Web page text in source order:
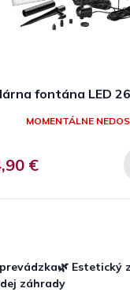
fontána LED
MOMENTÁLNE
€
l
á
🌿 Estetický
záhrady